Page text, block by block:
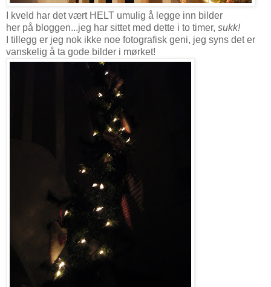
I kveld har det vært HELT umulig å legge inn bilder
her på bloggen...jeg har sittet med dette i to timer, sukk!
I tillegg er jeg nok ikke noe fotografisk geni, jeg syns det er
vanskelig å ta gode bilder i mørket!